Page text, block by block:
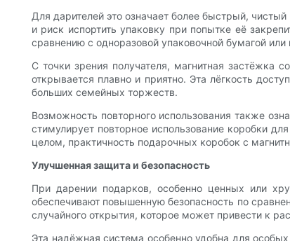
Для дарителей это означает более быстрый,
и риск испортить упаковку при попытке её
сравнению с одноразовой упаковочной бумагой или
С точки зрения получателя, магнитная застёжка
открывается плавно и приятно. Эта лёгкость
больших семейных торжеств.
Возможность повторного использования также
стимулирует повторное использование коробки
целом, практичность подарочных коробок с
Улучшенная защита и безопасность
При дарении подарков, особенно ценных или
обеспечивают повышенную безопасность по
случайного открытия, которое может привести к
Эта надёжная система особенно удобна для